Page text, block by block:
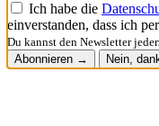
Ich habe die
einverstanden, dass ich
Du kannst den Newsletter
Abonnieren →
Nein,